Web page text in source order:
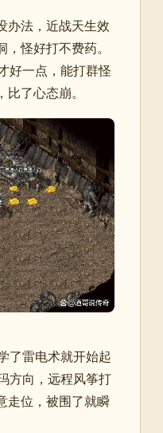
办法，近战天生效
怪好打不费药。
好一点，能打群怪
了心态崩。
了雷电术就开始起
方向，远程风筝打
走位，被围了就瞬